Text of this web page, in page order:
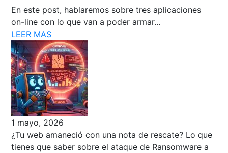
En este post, hablaremos sobre tres aplicaciones
on-line con lo que van a poder armar...
LEER MAS
1 mayo, 2026
¿Tu web amaneció con una nota de rescate? Lo que
tienes que saber sobre el ataque de Ransomware a